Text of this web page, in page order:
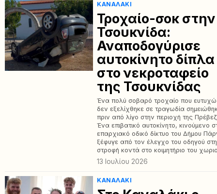
ΚΑΝΑΛΆΚΙ
Τροχαίο-σοκ στην
Τσουκνίδα:
Αναποδογύρισε
αυτοκίνητο δίπλα
στο νεκροταφείο
της Τσουκνίδας
Ένα πολύ σοβαρό τροχαίο που
δεν εξελίχθηκε σε τραγωδία
πριν από λίγο στην περιοχή της
Ένα επιβατικό αυτοκίνητο, κινούμενο
επαρχιακό οδικό δίκτυο του Δήμου
ξέφυγε από τον έλεγχο του οδηγού στη
στροφή κοντά στο κοιμητήριο του
13 Ιουλίου 2026
ΚΑΝΑΛΆΚΙ